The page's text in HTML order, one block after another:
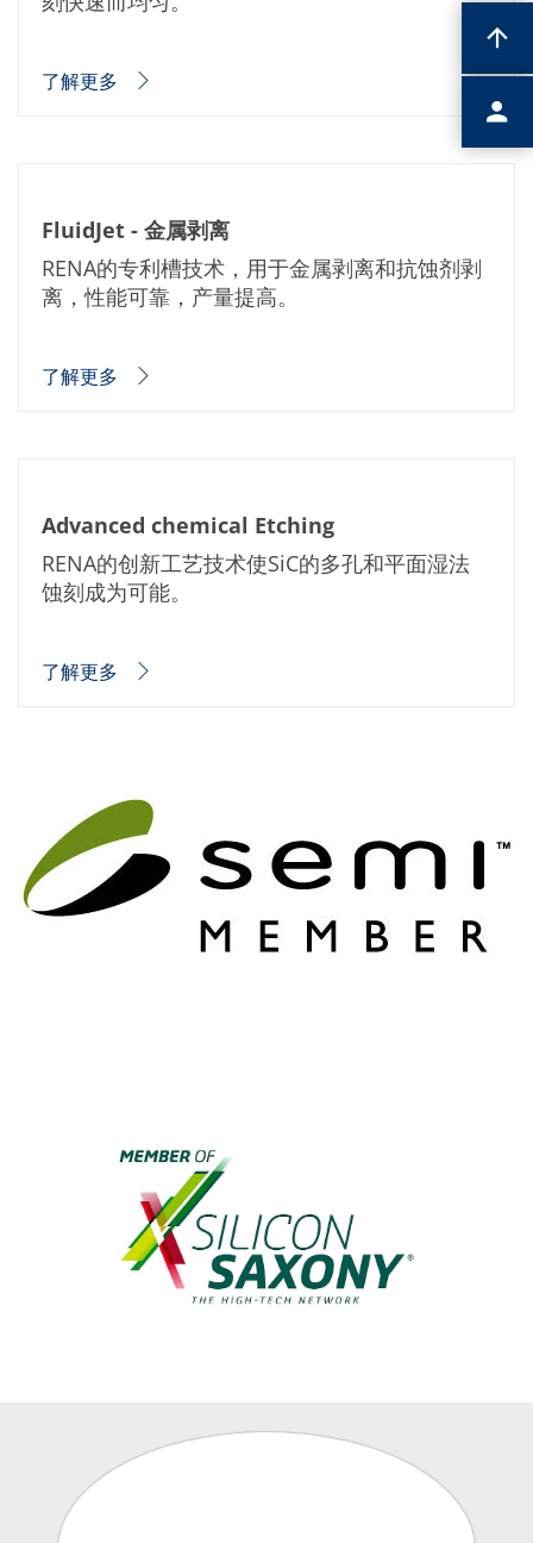
了解更多
FluidJet - 金属剥离
RENA的专利槽技术，用于金属剥离和抗蚀剂剥
离，性能可靠，产量提高。
了解更多
Advanced chemical Etching
RENA的创新工艺技术使SiC的多孔和平面湿法
蚀刻成为可能。
了解更多